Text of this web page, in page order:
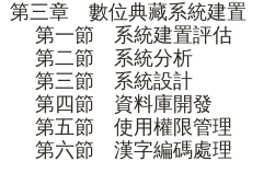
第三章 數位典藏系統建置
第一節 系統建置評估
第二節 系統分析
第三節 系統設計
第四節 資料庫開發
第五節 使用權限管理
第六節 漢字編碼處理